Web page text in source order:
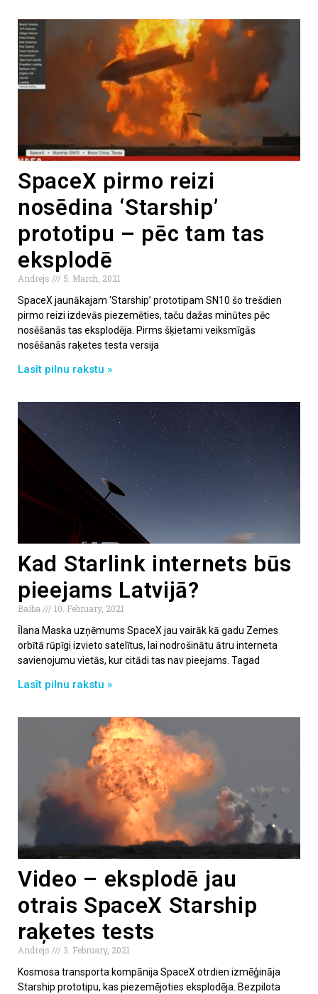
SpaceX pirmo reizi
nosēdina ‘Starship’
prototipu – pēc tam tas
eksplodē
Andrejs
5. March, 2021
SpaceX jaunākajam ‘Starship’ prototipam SN10 šo trešdien
pirmo reizi izdevās piezemēties, taču dažas minūtes pēc
nosēšanās tas eksplodēja. Pirms šķietami veiksmīgās
nosēšanās raķetes testa versija
Lasīt pilnu rakstu »
Kad Starlink internets būs
pieejams Latvijā?
Baiba
10. February, 2021
Īlana Maska uzņēmums SpaceX jau vairāk kā gadu Zemes
orbītā rūpīgi izvieto satelītus, lai nodrošinātu ātru interneta
savienojumu vietās, kur citādi tas nav pieejams. Tagad
Lasīt pilnu rakstu »
Video – eksplodē jau
otrais SpaceX Starship
raķetes tests
Andrejs
3. February, 2021
Kosmosa transporta kompānija SpaceX otrdien izmēģināja
Starship prototipu, kas piezemējoties eksplodēja. Bezpilota